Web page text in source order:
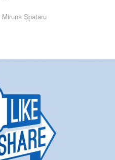
Miruna Spataru